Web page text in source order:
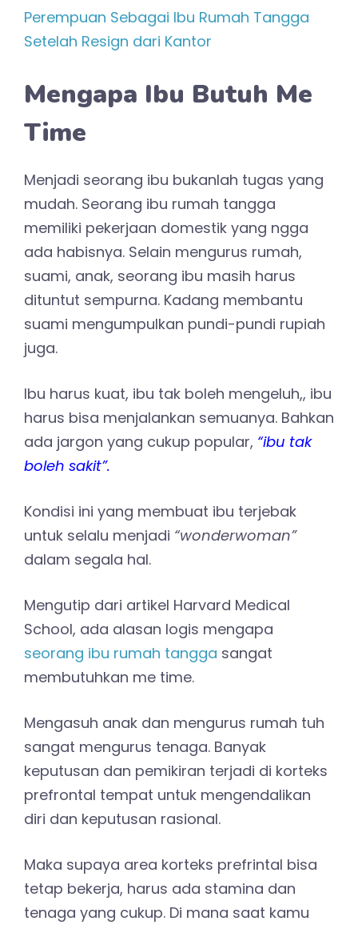
Perempuan Sebagai Ibu Rumah Tangga
Setelah Resign dari Kantor
Mengapa Ibu Butuh Me
Time
Menjadi seorang ibu bukanlah tugas yang
mudah. Seorang ibu rumah tangga
memiliki pekerjaan domestik yang ngga
ada habisnya. Selain mengurus rumah,
suami, anak, seorang ibu masih harus
dituntut sempurna. Kadang membantu
suami mengumpulkan pundi-pundi rupiah
juga.
Ibu harus kuat, ibu tak boleh mengeluh,, ibu
harus bisa menjalankan semuanya. Bahkan
ada jargon yang cukup popular, “ibu tak
boleh sakit”.
Kondisi ini yang membuat ibu terjebak
untuk selalu menjadi “wonderwoman”
dalam segala hal.
Mengutip dari artikel Harvard Medical
School, ada alasan logis mengapa
seorang ibu rumah tangga sangat
membutuhkan me time.
Mengasuh anak dan mengurus rumah tuh
sangat mengurus tenaga. Banyak
keputusan dan pemikiran terjadi di korteks
prefrontal tempat untuk mengendalikan
diri dan keputusan rasional.
Maka supaya area korteks prefrintal bisa
tetap bekerja, harus ada stamina dan
tenaga yang cukup. Di mana saat kamu